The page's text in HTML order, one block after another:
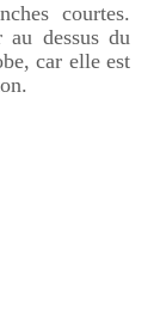
courtes.
dessus du
car elle est